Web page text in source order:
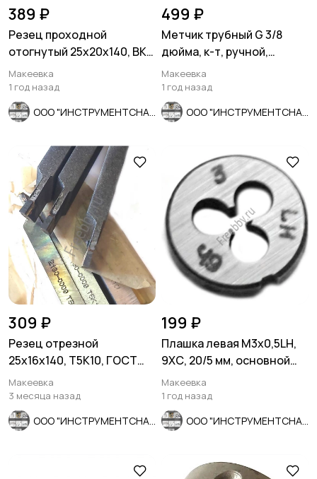
389 ₽
Резец проходной
отогнутый 25х20х140, ВК8,
2102-0029, ГОСТ 18877-73.
Макеевка
1 год назад
499 ₽
Метчик трубный G 3/8
дюйма, к-т, ручной,
сделано в СССР.
Макеевка
1 год назад
309 ₽
Резец отрезной
25х16х140, Т5К10, ГОСТ
18884-73, 2130-0009.
Макеевка
3 месяца назад
199 ₽
Плашка левая М3х0,5LH,
9ХС, 20/5 мм, основной
шаг, ГОСТ 9740-71.
Макеевка
1 год назад